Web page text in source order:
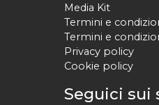
Media Kit
Termini e
Termini e
Privacy policy
Cookie policy
Seguici sui